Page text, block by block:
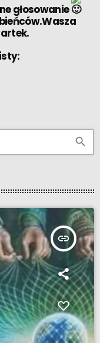
głosowanie
search
insert_link